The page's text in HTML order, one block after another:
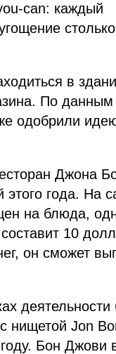
can: каждый
в
По данным
одобрили
Джона
этого года. На
на блюда,
10
он cможет
деятельности
Jon
Бон Джови